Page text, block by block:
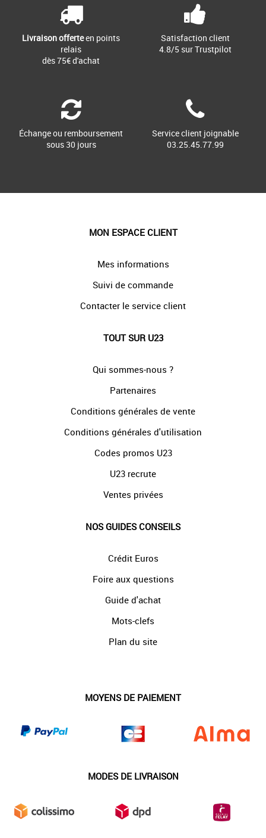
Livraison offerteen points
relais
dès 75€ d'achat
Satisfaction client
4.8/5 sur Trustpilot
Échange ou remboursement
sous 30 jours
Service client joignable
03.25.45.77.99
MON ESPACE CLIENT
Mes informations
Suivi de commande
Contacter le service client
TOUT SUR U23
Qui sommes-nous ?
Partenaires
Conditions générales de vente
Conditions générales d'utilisation
Codes promos U23
U23 recrute
Ventes privées
NOS GUIDES CONSEILS
Crédit Euros
Foire aux questions
Guide d'achat
Mots-clefs
Plan du site
MOYENS DE PAIEMENT
MODES DE LIVRAISON